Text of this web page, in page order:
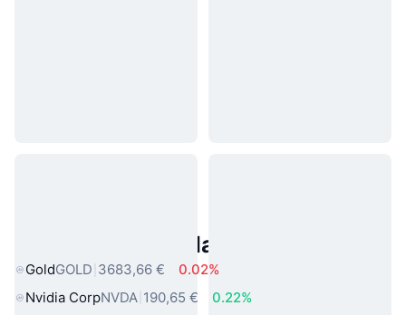
Asset reali popolari
GoldGOLD 3683,66 €
0.02%
Nvidia CorpNVDA 190,65 €
0.22%